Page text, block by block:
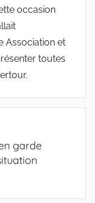
occasion
Association et
toutes
garde